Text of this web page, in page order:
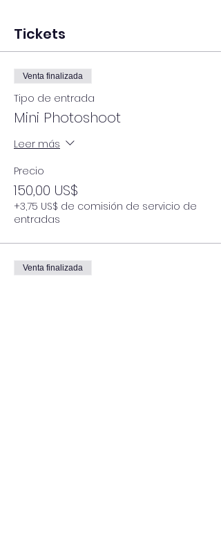
Tickets
Venta finalizada
Tipo de entrada
Mini Photoshoot
Leer más
Precio
150,00 US$
+3,75 US$ de comisión de servicio de
entradas
Venta finalizada